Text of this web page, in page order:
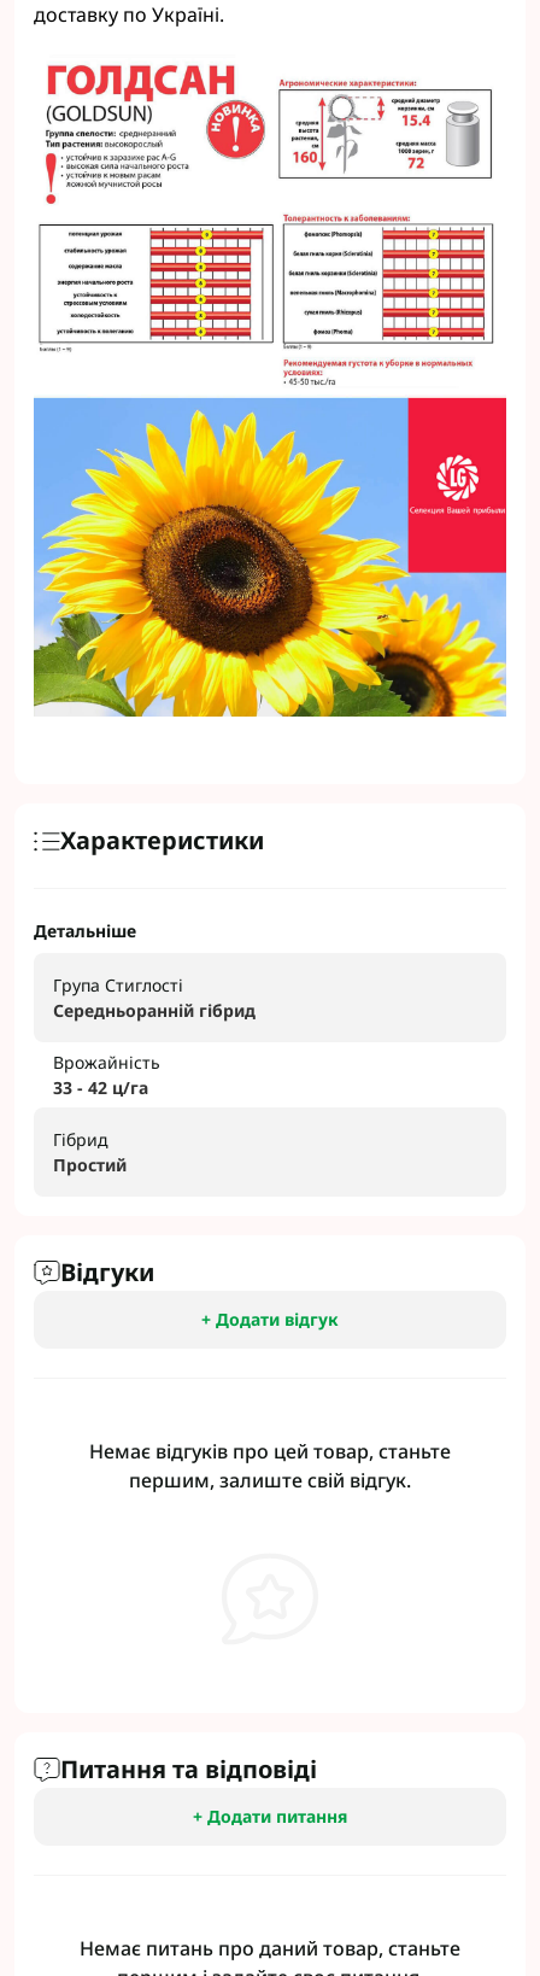
доставку по Україні.
Характеристики
Детальніше
Група Стиглості
Середньоранній гібрид
Врожайність
33 - 42 ц/га
Гібрид
Простий
Відгуки
+ Додати відгук
Немає відгуків про цей товар, станьте
першим, залиште свій відгук.
Питання та відповіді
+ Додати питання
Немає питань про даний товар, станьте